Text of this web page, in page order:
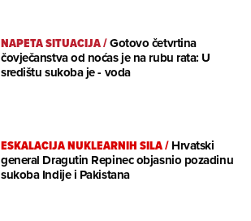
NAPETA SITUACIJA/Gotovo četvrtina
čovječanstva od noćas je na rubu rata: U
središtu sukoba je - voda
ESKALACIJA NUKLEARNIH SILA/Hrvatski
general Dragutin Repinec objasnio pozadinu
sukoba Indije i Pakistana